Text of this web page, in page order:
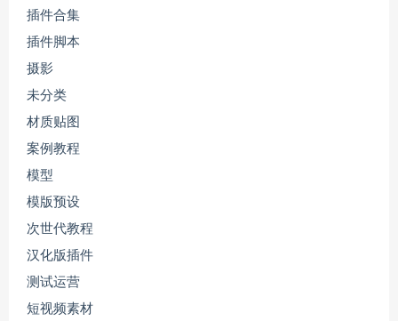
插件合集
插件脚本
摄影
未分类
材质贴图
案例教程
模型
模版预设
次世代教程
汉化版插件
测试运营
短视频素材